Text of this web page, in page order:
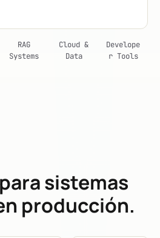
RAG
Systems
Cloud &
Data
Develope
r Tools
sistemas
producción.